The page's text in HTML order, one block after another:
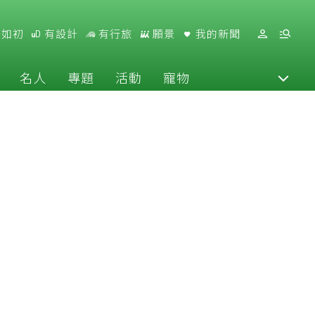
初 有設計 有行旅 願景 我的新聞
名人 專題 活動 寵物